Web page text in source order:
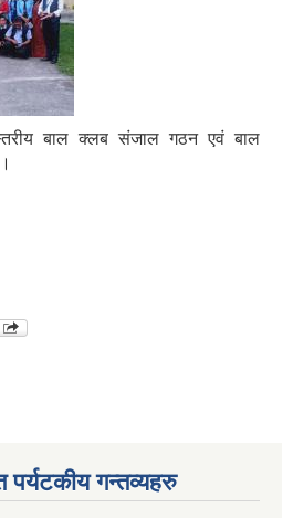
स्तरीय बाल क्लब संजाल गठन एवं बाल
पर्यटकीय गन्तव्यहरु